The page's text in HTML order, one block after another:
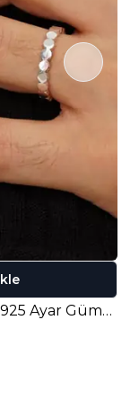
Albert Yüzük – Erkek 925 Ayar Gümüş